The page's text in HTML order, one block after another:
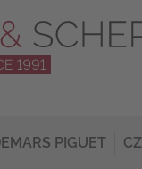
PIGUET